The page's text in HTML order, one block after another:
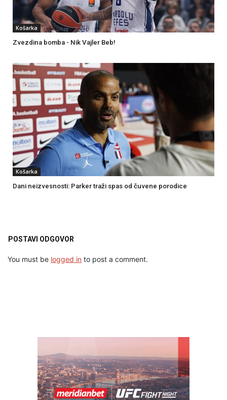
Košarka
Zvezdina bomba - Nik Vajler Beb!
Košarka
Dani neizvesnosti: Parker traži spas od čuvene porodice
POSTAVI ODGOVOR
You must be logged in to post a comment.